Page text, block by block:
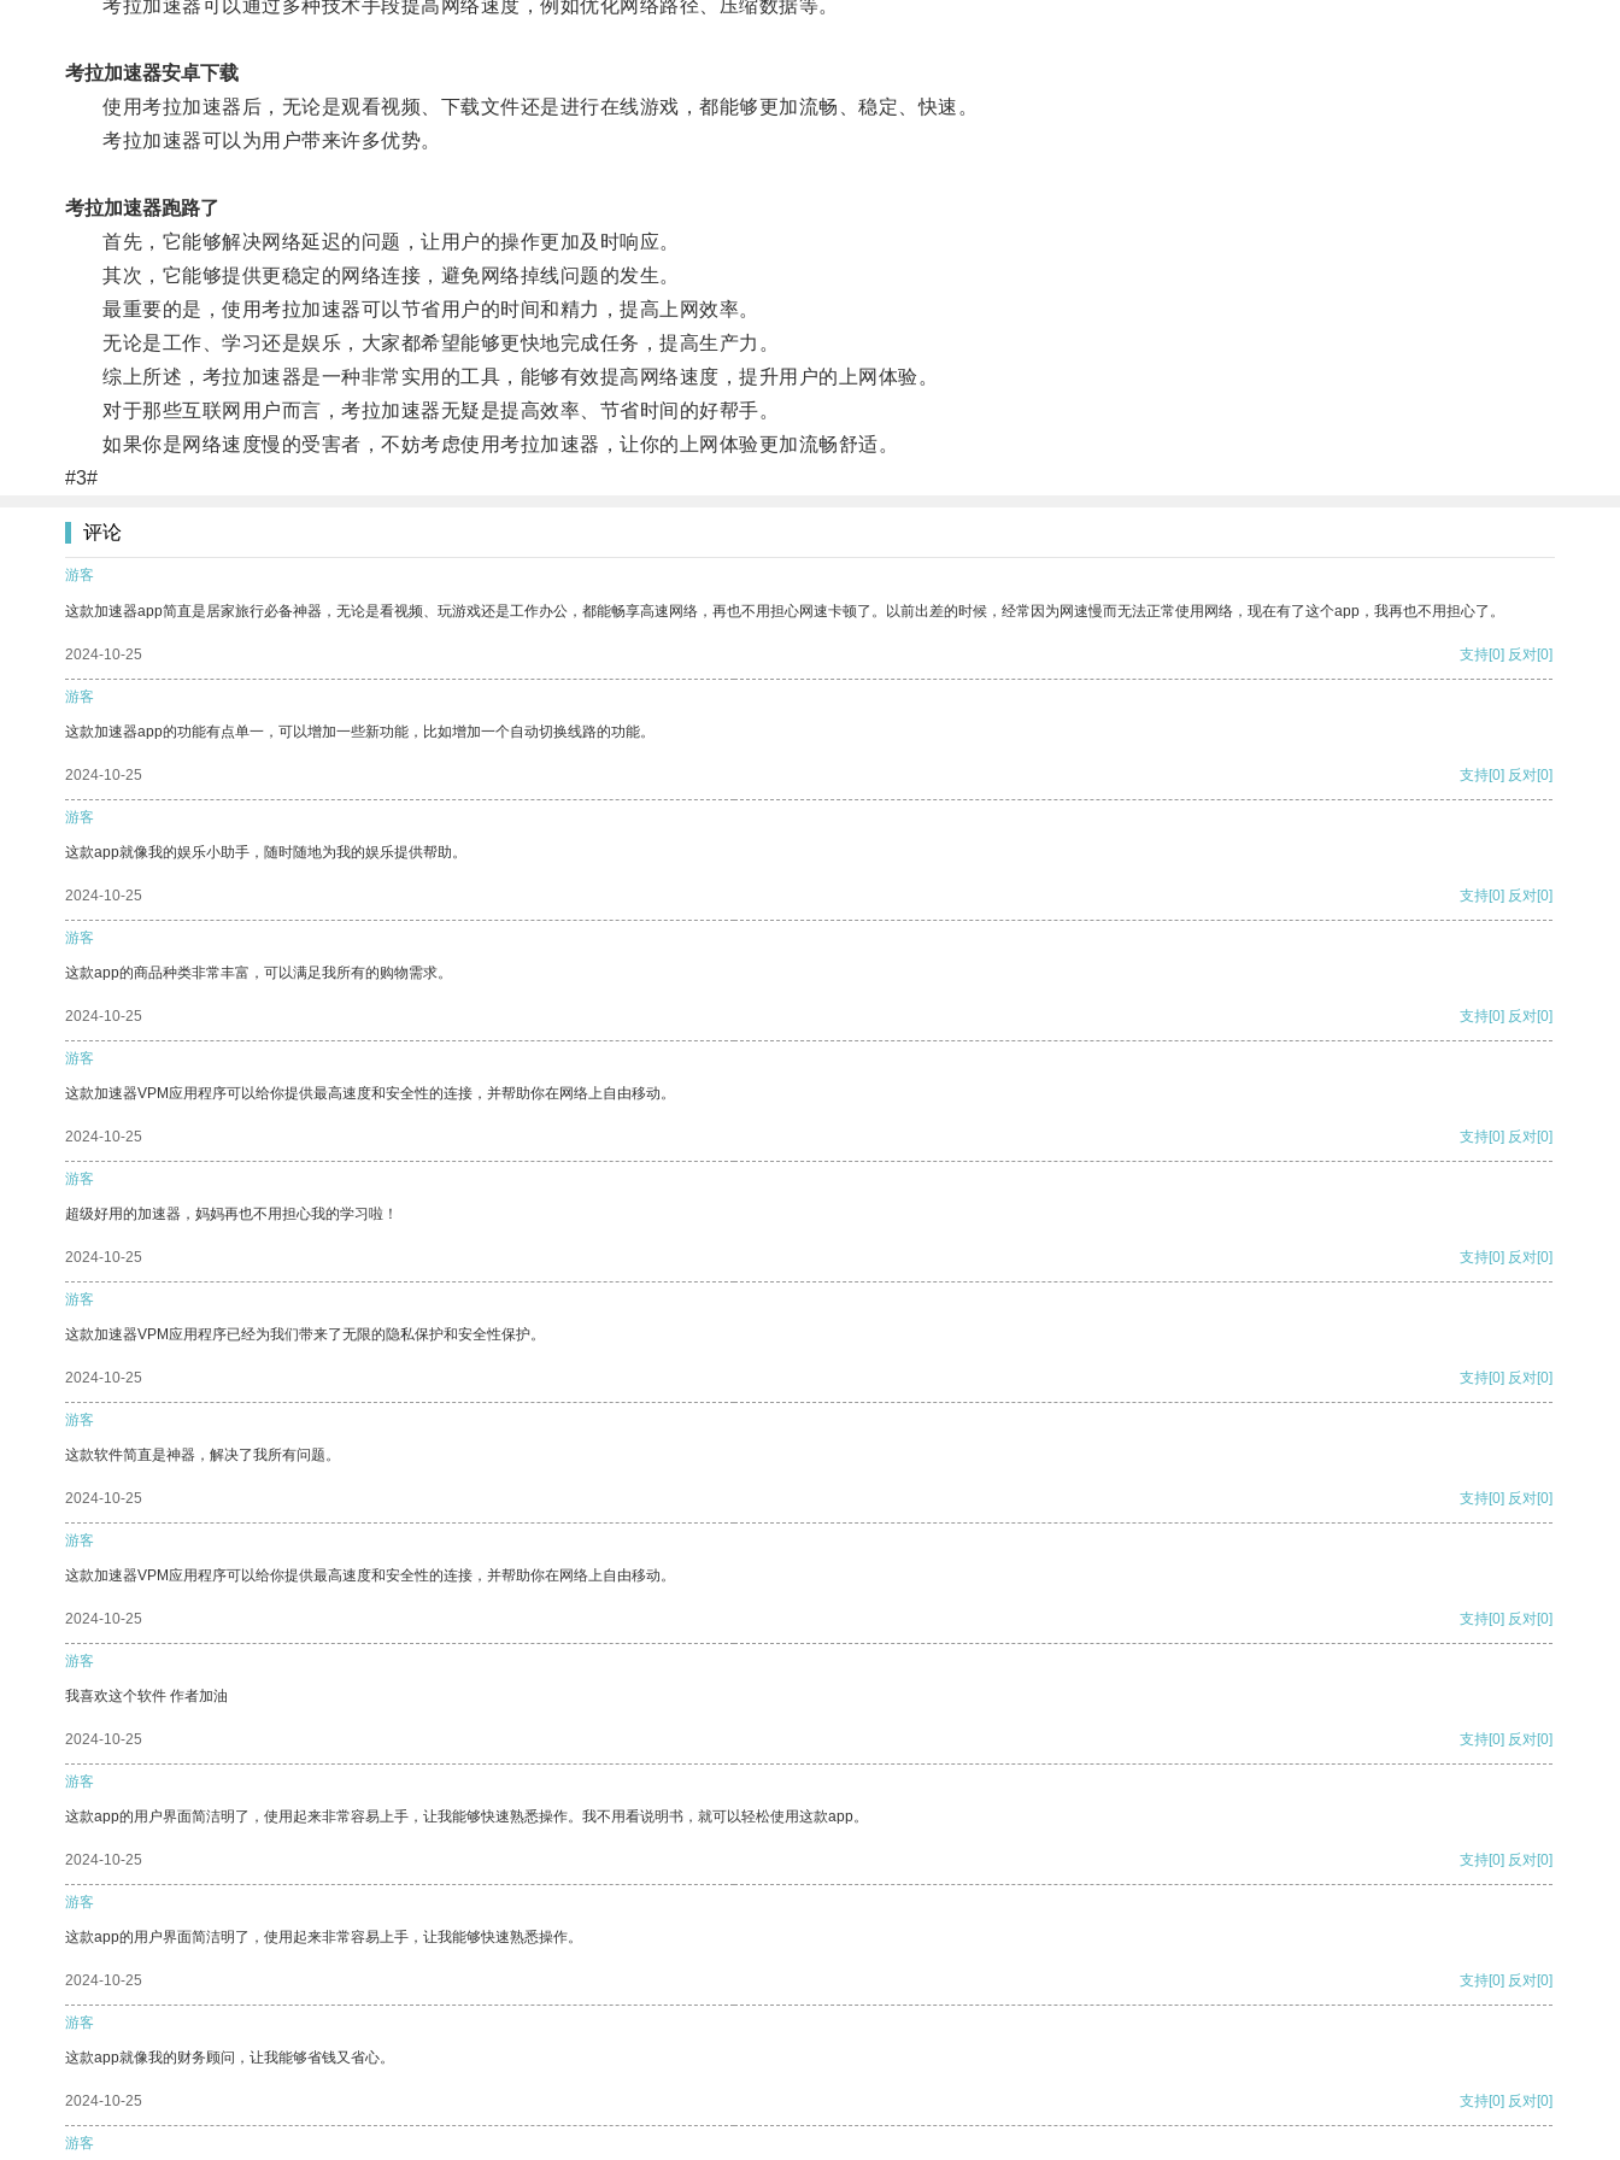
考拉加速器可以通过多种技术手段提高网络速度，例如优化网络路径、压缩数据等。
考拉加速器安卓下载
使用考拉加速器后，无论是观看视频、下载文件还是进行在线游戏，都能够更加流畅、稳定、快速。
考拉加速器可以为用户带来许多优势。
考拉加速器跑路了
首先，它能够解决网络延迟的问题，让用户的操作更加及时响应。
其次，它能够提供更稳定的网络连接，避免网络掉线问题的发生。
最重要的是，使用考拉加速器可以节省用户的时间和精力，提高上网效率。
无论是工作、学习还是娱乐，大家都希望能够更快地完成任务，提高生产力。
综上所述，考拉加速器是一种非常实用的工具，能够有效提高网络速度，提升用户的上网体验。
对于那些互联网用户而言，考拉加速器无疑是提高效率、节省时间的好帮手。
如果你是网络速度慢的受害者，不妨考虑使用考拉加速器，让你的上网体验更加流畅舒适。
#3#
评论
游客
这款加速器app简直是居家旅行必备神器，无论是看视频、玩游戏还是工作办公，都能畅享高速网络，再也不用担心网速卡顿了。以前出差的时候，经常因为网速慢而无法正常使用网络，现在有了这个app，我再也不用担心了。
2024-10-25 支持[0] 反对[0]
游客
这款加速器app的功能有点单一，可以增加一些新功能，比如增加一个自动切换线路的功能。
2024-10-25 支持[0] 反对[0]
游客
这款app就像我的娱乐小助手，随时随地为我的娱乐提供帮助。
2024-10-25 支持[0] 反对[0]
游客
这款app的商品种类非常丰富，可以满足我所有的购物需求。
2024-10-25 支持[0] 反对[0]
游客
这款加速器VPM应用程序可以给你提供最高速度和安全性的连接，并帮助你在网络上自由移动。
2024-10-25 支持[0] 反对[0]
游客
超级好用的加速器，妈妈再也不用担心我的学习啦！
2024-10-25 支持[0] 反对[0]
游客
这款加速器VPM应用程序已经为我们带来了无限的隐私保护和安全性保护。
2024-10-25 支持[0] 反对[0]
游客
这款软件简直是神器，解决了我所有问题。
2024-10-25 支持[0] 反对[0]
游客
这款加速器VPM应用程序可以给你提供最高速度和安全性的连接，并帮助你在网络上自由移动。
2024-10-25 支持[0] 反对[0]
游客
我喜欢这个软件 作者加油
2024-10-25 支持[0] 反对[0]
游客
这款app的用户界面简洁明了，使用起来非常容易上手，让我能够快速熟悉操作。我不用看说明书，就可以轻松使用这款app。
2024-10-25 支持[0] 反对[0]
游客
这款app的用户界面简洁明了，使用起来非常容易上手，让我能够快速熟悉操作。
2024-10-25 支持[0] 反对[0]
游客
这款app就像我的财务顾问，让我能够省钱又省心。
2024-10-25 支持[0] 反对[0]
游客